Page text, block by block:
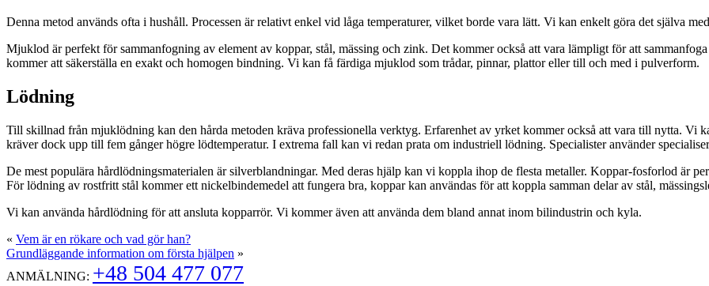
Denna metod används ofta i hushåll. Processen är relativt enkel vid låga temperaturer, vilket borde vara lätt. Vi kan enkelt göra det själva
Mjuklod är perfekt för sammanfogning av element av koppar, stål, mässing och zink. Det kommer också att vara lämpligt för att
kommer att säkerställa en exakt och homogen bindning. Vi kan få färdiga mjuklod som trådar, pinnar, plattor eller till och med i pulverform.
Lödning
Till skillnad från mjuklödning kan den hårda metoden kräva professionella verktyg. Erfarenhet av yrket kommer också att vara till nytta. Vi
kräver dock upp till fem gånger högre lödtemperatur. I extrema fall kan vi redan prata om industriell lödning. Specialister använder
De mest populära hårdlödningsmaterialen är silverblandningar. Med deras hjälp kan vi koppla ihop de flesta metaller. Koppar-fosforlod är
För lödning av rostfritt stål kommer ett nickelbindemedel att fungera bra, koppar kan användas för att koppla samman delar av stål,
Vi kan använda hårdlödning för att ansluta kopparrör. Vi kommer även att använda dem bland annat inom bilindustrin och kyla.
« Vem är en rökare och vad gör han?
Grundläggande information om första hjälpen »
ANMÄLNING: +48 504 477 077